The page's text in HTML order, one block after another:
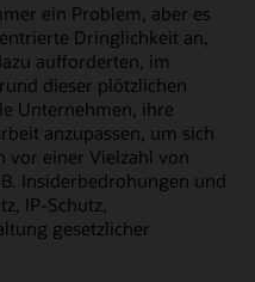
ein Problem, aber es
Dringlichkeit an,
aufforderten, im
dieser plötzlichen
Unternehmen, ihre
anzupassen, um sich
vor einer Vielzahl von
Insiderbedrohungen und
IP-Schutz,
gesetzlicher